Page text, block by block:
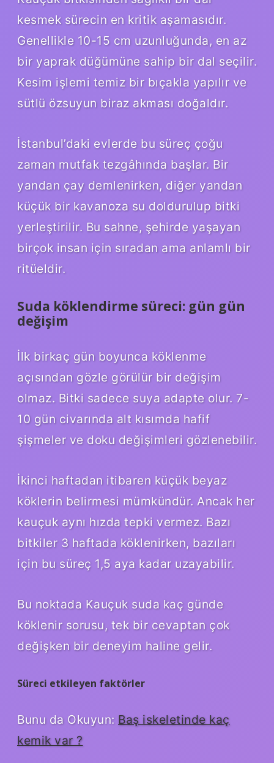
kesmek sürecin en kritik aşamasıdır.
Genellikle 10-15 cm uzunluğunda, en az
bir yaprak düğümüne sahip bir dal seçilir.
Kesim işlemi temiz bir bıçakla yapılır ve
sütlü özsuyun biraz akması doğaldır.
İstanbul’daki evlerde bu süreç çoğu
zaman mutfak tezgâhında başlar. Bir
yandan çay demlenirken, diğer yandan
küçük bir kavanoza su doldurulup bitki
yerleştirilir. Bu sahne, şehirde yaşayan
birçok insan için sıradan ama anlamlı bir
ritüeldir.
Suda köklendirme süreci: gün gün
değişim
İlk birkaç gün boyunca köklenme
açısından gözle görülür bir değişim
olmaz. Bitki sadece suya adapte olur. 7-
10 gün civarında alt kısımda hafif
şişmeler ve doku değişimleri gözlenebilir.
İkinci haftadan itibaren küçük beyaz
köklerin belirmesi mümkündür. Ancak her
kauçuk aynı hızda tepki vermez. Bazı
bitkiler 3 haftada köklenirken, bazıları
için bu süreç 1,5 aya kadar uzayabilir.
Bu noktada Kauçuk suda kaç günde
köklenir sorusu, tek bir cevaptan çok
değişken bir deneyim haline gelir.
Süreci etkileyen faktörler
Bunu da Okuyun: Baş iskeletinde kaç
kemik var ?